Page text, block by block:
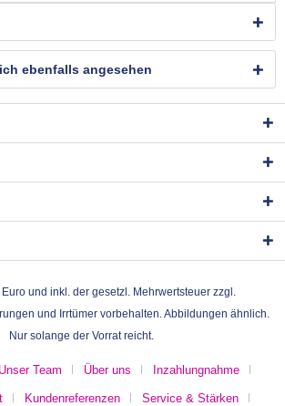
ebenfalls angesehen
und inkl. der gesetzl. Mehrwertsteuer zzgl.
und Irrtümer vorbehalten. Abbildungen ähnlich.
Nur solange der Vorrat reicht.
Unser Team Über uns Inzahlungnahme
Kundenreferenzen Service & Stärken